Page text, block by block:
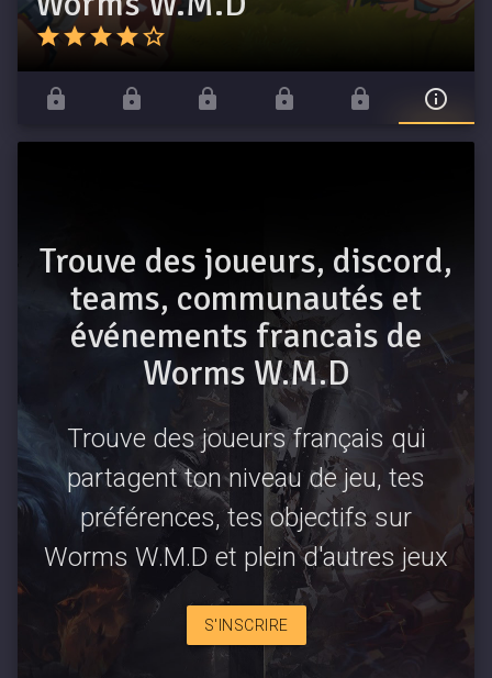
Trouve des joueurs, discord,
teams, communautés et
événements francais de
Worms W.M.D
Trouve des joueurs français qui
partagent ton niveau de jeu, tes
préférences, tes objectifs sur
Worms W.M.D et plein d'autres jeux
S'INSCRIRE